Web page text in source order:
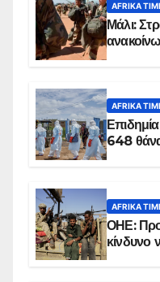
AFRIKA
Μάλι:
AFRIKA
648
AFRIKA
ΟΗΕ:
κίνδυνο